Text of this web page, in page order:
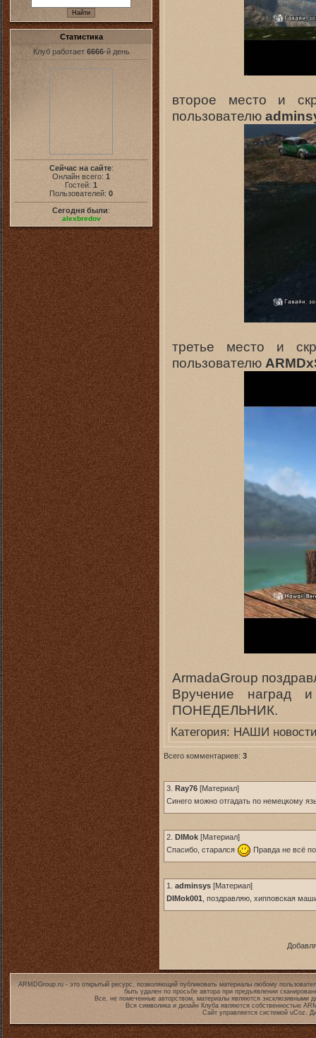
Статистика
Клуб работает 6666-й день
Сейчас на сайте:
Онлайн всего: 1
Гостей: 1
Пользователей: 0
Сегодня были:
alexbredov
второе место и
пользователю
третье место и
пользователю
ArmadaGroup
Вручение наград
ПОНЕДЕЛЬНИК.
Категория: НАШИ
Всего комментариев: 3
3. Ray76 [Материал]
Синего можно отгадать по немецкому
2. DIMok [Материал]
Спасибо, старался
Правда не всё
1. adminsys [Материал]
DIMok001 , поздравляю, хипповская
ARMDGroup.ru - это открытый ресурс, позволяющий публиковать материалы любому
быть удален по просьбе автора при предъявлении
Все, не помеченные авторством, материалы являются эксклюзивными
Вся символика и дизайн Клуба являются собственностью
Сайт управляется системой uCoz.